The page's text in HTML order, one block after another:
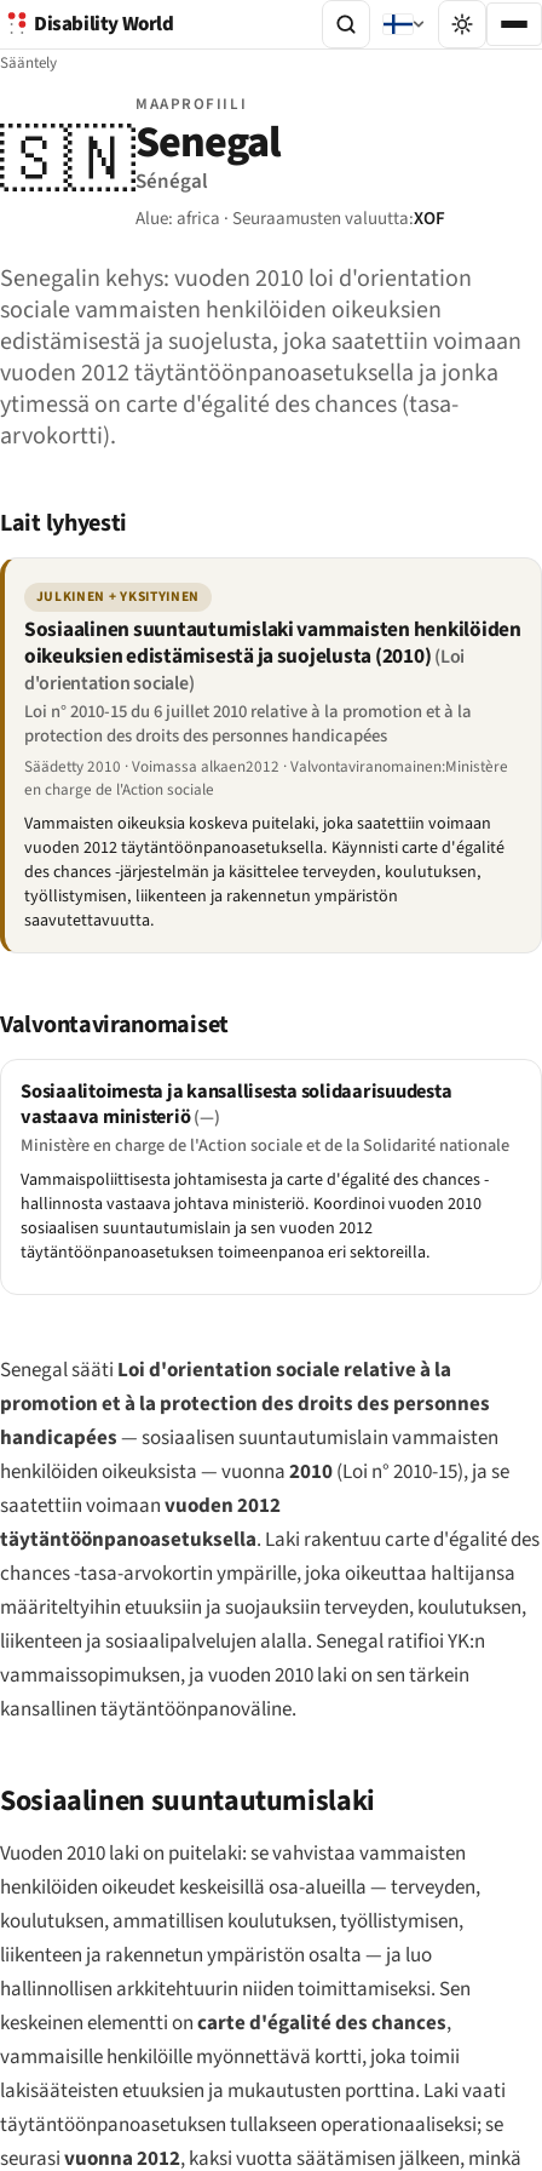
Disability World
Sääntely
🇸🇳
MAAPROFIILI
Senegal
Sénégal
Alue: africa · Seuraamusten valuutta:XOF
Senegalin kehys: vuoden 2010 loi d'orientation
sociale vammaisten henkilöiden oikeuksien
edistämisestä ja suojelusta, joka saatettiin voimaan
vuoden 2012 täytäntöönpanoasetuksella ja jonka
ytimessä on carte d'égalité des chances (tasa-
arvokortti).
Lait lyhyesti
JULKINEN + YKSITYINEN
Sosiaalinen suuntautumislaki vammaisten henkilöiden
oikeuksien edistämisestä ja suojelusta (2010)(Loi
d'orientation sociale)
Loi n° 2010-15 du 6 juillet 2010 relative à la promotion et à la
protection des droits des personnes handicapées
Säädetty 2010 · Voimassa alkaen2012 · Valvontaviranomainen:Ministère
en charge de l'Action sociale
Vammaisten oikeuksia koskeva puitelaki, joka saatettiin voimaan
vuoden 2012 täytäntöönpanoasetuksella. Käynnisti carte d'égalité
des chances -järjestelmän ja käsittelee terveyden, koulutuksen,
työllistymisen, liikenteen ja rakennetun ympäristön
saavutettavuutta.
Valvontaviranomaiset
Sosiaalitoimesta ja kansallisesta solidaarisuudesta
vastaava ministeriö(—)
Ministère en charge de l'Action sociale et de la Solidarité nationale
Vammaispoliittisesta johtamisesta ja carte d'égalité des chances -
hallinnosta vastaava johtava ministeriö. Koordinoi vuoden 2010
sosiaalisen suuntautumislain ja sen vuoden 2012
täytäntöönpanoasetuksen toimeenpanoa eri sektoreilla.
Senegal sääti Loi d'orientation sociale relative à la
promotion et à la protection des droits des personnes
handicapées— sosiaalisen suuntautumislain vammaisten
henkilöiden oikeuksista — vuonna2010(Loi n° 2010-15), ja se
saatettiin voimaanvuoden 2012
täytäntöönpanoasetuksella. Laki rakentuucarte d'égalité des
chances-tasa-arvokortin ympärille, joka oikeuttaa haltijansa
määriteltyihin etuuksiin ja suojauksiin terveyden, koulutuksen,
liikenteen ja sosiaalipalvelujen alalla. Senegal ratifioi YK:n
vammaissopimuksen, ja vuoden 2010 laki on sen tärkein
kansallinen täytäntöönpanoväline.
Sosiaalinen suuntautumislaki
Vuoden 2010 laki on puitelaki: se vahvistaa vammaisten
henkilöiden oikeudet keskeisillä osa-alueilla — terveyden,
koulutuksen, ammatillisen koulutuksen, työllistymisen,
liikenteen ja rakennetun ympäristön osalta — ja luo
hallinnollisen arkkitehtuurin niiden toimittamiseksi. Sen
keskeinen elementti oncarte d'égalité des chances,
vammaisille henkilöille myönnettävä kortti, joka toimii
lakisääteisten etuuksien ja mukautusten porttina. Laki vaati
täytäntöönpanoasetuksen tullakseen operationaaliseksi; se
seurasivuonna 2012, kaksi vuotta säätämisen jälkeen, minkä